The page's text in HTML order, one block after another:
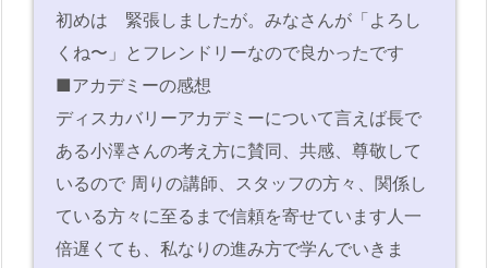
初めは 緊張しましたが。みなさんが「よろし
くね〜」とフレンドリーなので良かったです
■アカデミーの感想
ディスカバリーアカデミーについて言えば長で
ある小澤さんの考え方に賛同、共感、尊敬して
いるので 周りの講師、スタッフの方々、関係し
ている方々に至るまで信頼を寄せています人一
倍遅くても、私なりの進み方で学んでいきま